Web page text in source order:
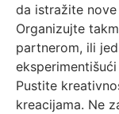
da istražite
Organizujte
partnerom, ili
Pustite
kreacijama. Ne